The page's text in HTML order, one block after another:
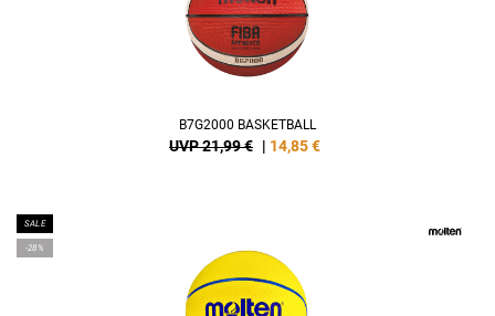
B7G2000 BASKETBALL
UVP 21,99 € | 14,85€
SALE
-28%